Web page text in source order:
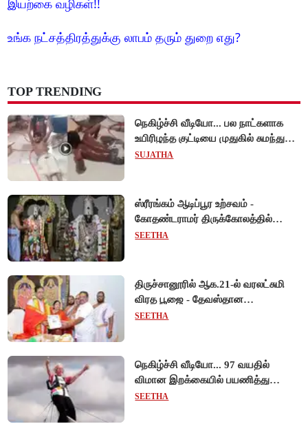
இயற்கை வழிகள்!!
உங்க நட்சத்திரத்துக்கு லாபம் தரும் துறை எது?
TOP TRENDING
நெகிழ்ச்சி வீடியோ... பல நாட்களாக
உயிரிழந்த குட்டியை முதுகில் சுமந்து
நீந்திய டால்பின்... உலகை உலுக்கிய
SUJATHA
ஸ்ரீரங்கம் ஆடிப்பூர உற்சவம் -
கோதண்டராமர் திருக்கோலத்தில்
ஆண்டாள் நாச்சியார்!
SEETHA
திருச்சானூரில் ஆக.21-ல் வரலட்சுமி
விரத பூஜை - தேவஸ்தான
அறங்காவலர் குழு தலைவருக்கு
SEETHA
நெகிழ்ச்சி வீடியோ... 97 வயதில்
விமான இறக்கையில் பயணித்து
கின்னஸ் சாதனை படைத்த பிரிட்டன்
SEETHA